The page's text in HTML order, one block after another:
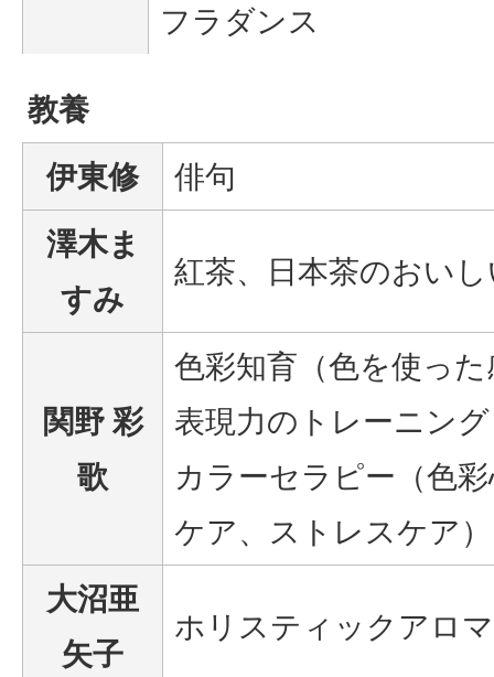
フラダンス
教養
伊東修
俳句
澤木ま
すみ
紅茶、日本茶のおい
関野 彩
歌
色彩知育（色を使っ
表現力のトレーニン
カラーセラピー（色
ケア、ストレスケア）
大沼亜
矢子
ホリスティックアロ